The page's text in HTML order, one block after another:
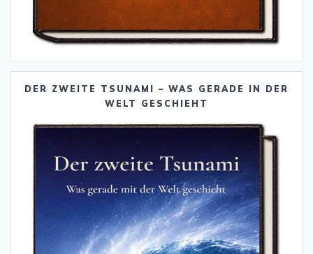
DER ZWEITE TSUNAMI – WAS GERADE IN DER
WELT GESCHIEHT